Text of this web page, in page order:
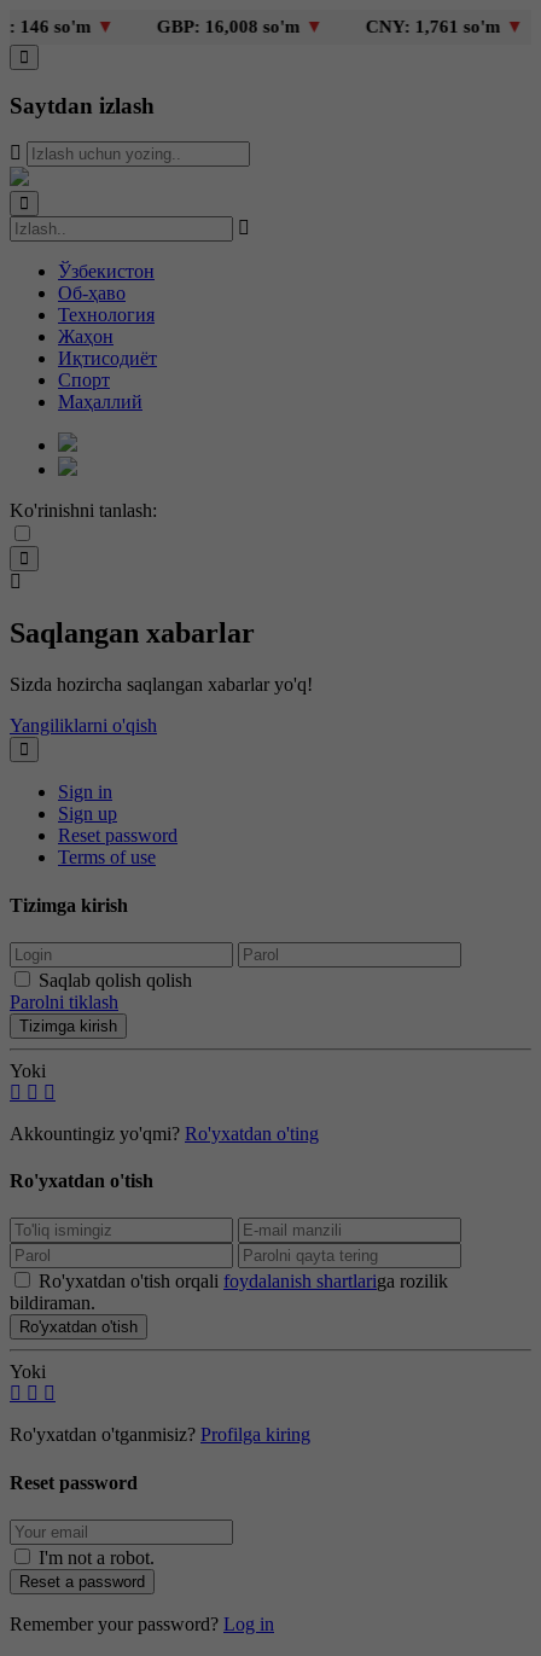
so'm▼ GBP: 16,008 so'm▼ CNY: 1,761 so'm▼
Saytdan izlash
Ўзбекистон
Об-ҳаво
Технология
Жаҳон
Иқтисодиёт
Спорт
Маҳаллий
Ko'rinishni tanlash:
Saqlangan xabarlar
Sizda hozircha saqlangan xabarlar yo'q!
Yangiliklarni o'qish
Sign in
Sign up
Reset password
Terms of use
Tizimga kirish
Saqlab qolish qolish
Parolni tiklash
Tizimga kirish
Yoki
Akkountingiz yo'qmi? Ro'yxatdan o'ting
Ro'yxatdan o'tish
Ro'yxatdan o'tish orqali foydalanish shartlariga rozilik
bildiraman.
Ro'yxatdan o'tish
Yoki
Ro'yxatdan o'tganmisiz? Profilga kiring
Reset password
I'm not a robot.
Reset a password
Remember your password? Log in